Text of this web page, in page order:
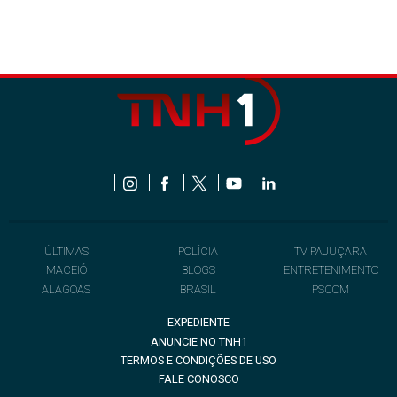
ÚLTIMAS
MACEIÓ
ALAGOAS
POLÍCIA
BLOGS
BRASIL
TV PAJUÇARA
ENTRETENIMENTO
PSCOM
EXPEDIENTE
ANUNCIE NO TNH1
TERMOS E CONDIÇÕES DE USO
FALE CONOSCO